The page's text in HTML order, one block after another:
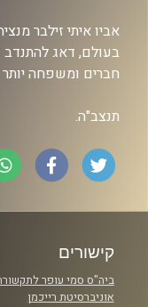
אביו איתי זילבר
בעולם, דאג להתנדב
חברים ומשפחה
תנצב"ה.
קישורים
ביה"ס סמי עופר
אוניברסיטת רייכמן